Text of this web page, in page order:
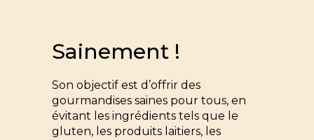
Sainement !
Son objectif est d’offrir des
gourmandises saines pour tous, en
évitant les ingrédients tels que le
gluten, les produits laitiers, les